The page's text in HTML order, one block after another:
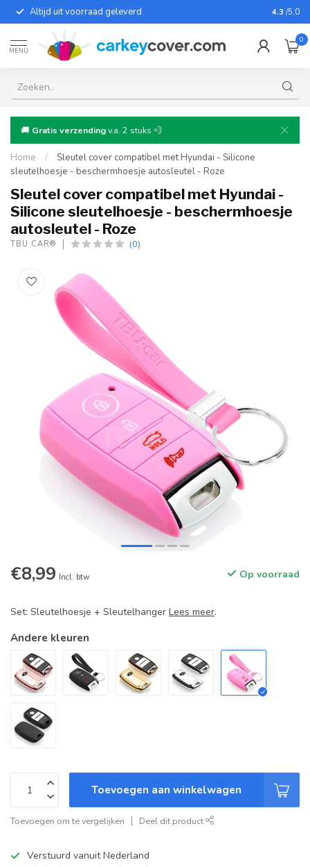
Altijd uit voorraad geleverd Voor
4.3 /5.0
MENU
0
🚚 Gratis verzendingv.a. 2 stuks 💨
Home /
Sleutel cover compatibel met Hyundai - Silicone
sleutelhoesje - beschermhoesje autosleutel - Roze
Sleutel cover compatibel met Hyundai -
Silicone sleutelhoesje - beschermhoesje
autosleutel - Roze
TBU CAR® (0)
€8,99 Incl. btw Op voorraad
Set: Sleutelhoesje + Sleutelhanger Lees meer.
Andere kleuren
Toevoegen aan winkelwagen
Toevoegen om te vergelijken Deel dit product
Verstuurd vanuit Nederland